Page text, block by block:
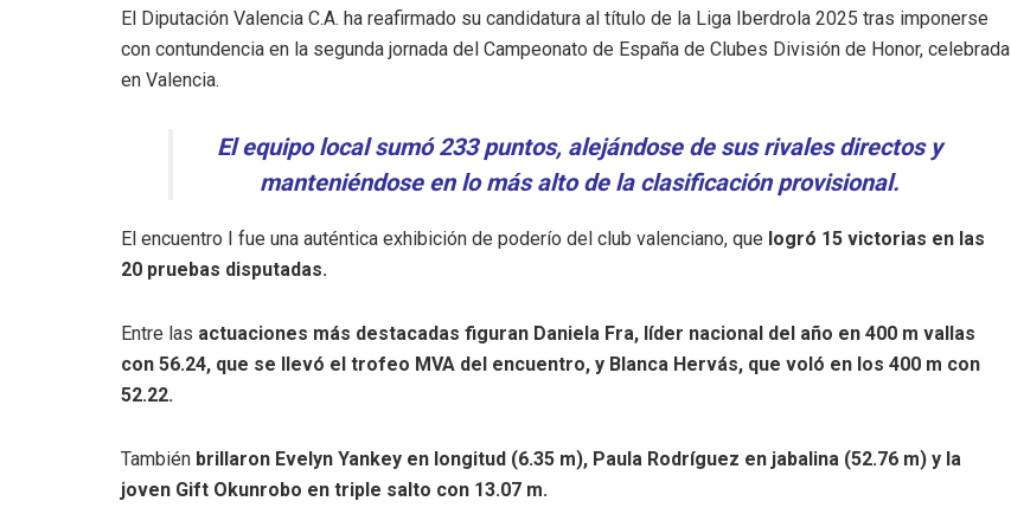
El Diputación Valencia C.A. ha reafirmado su candidatura al título de la Liga Iberdrola 2025 tras imponerse
con contundencia en la segunda jornada del Campeonato de España de Clubes División de Honor, celebrada
en Valencia.
El equipo local sumó 233 puntos, alejándose de sus rivales directos y
manteniéndose en lo más alto de la clasificación provisional.
El encuentro I fue una auténtica exhibición de poderío del club valenciano, que logró 15 victorias en las
20 pruebas disputadas.
Entre las actuaciones más destacadas figuran Daniela Fra, líder nacional del año en 400 m vallas
con 56.24, que se llevó el trofeo MVA del encuentro, y Blanca Hervás, que voló en los 400 m con
52.22.
También brillaron Evelyn Yankey en longitud (6.35 m), Paula Rodríguez en jabalina (52.76 m) y la
joven Gift Okunrobo en triple salto con 13.07 m.